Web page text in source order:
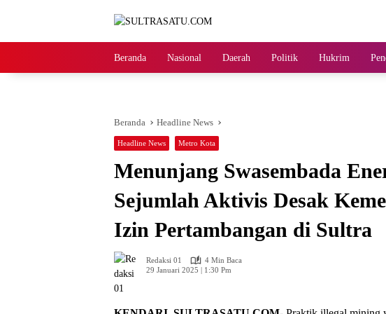
Beranda Nasional Daerah Politik Hukrim
Beranda Headline News
Headline News Metro Kota
Menunjang Swasembada
Sejumlah Aktivis Desak
Izin Pertambangan di Sultra
Redaksi 01
4 Min Baca
29 Januari 2025 | 1:30 Pm